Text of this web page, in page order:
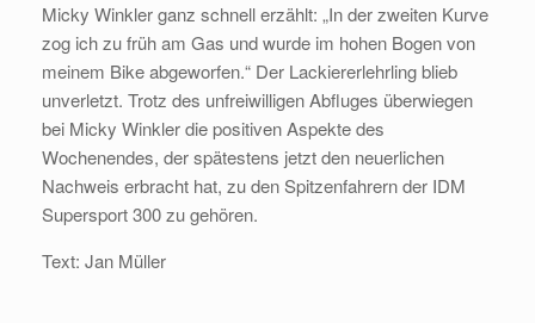
Micky Winkler ganz schnell erzählt: „In der zweiten Kurve
zog ich zu früh am Gas und wurde im hohen Bogen von
meinem Bike abgeworfen.“ Der Lackiererlehrling blieb
unverletzt. Trotz des unfreiwilligen Abfluges überwiegen
bei Micky Winkler die positiven Aspekte des
Wochenendes, der spätestens jetzt den neuerlichen
Nachweis erbracht hat, zu den Spitzenfahrern der IDM
Supersport 300 zu gehören.
Text: Jan Müller